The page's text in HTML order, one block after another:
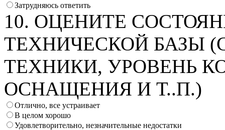
Затрудняюсь ответить
10. ОЦЕНИТЕ
ТЕХНИЧЕСКОЙ БАЗЫ
ТЕХНИКИ, УРОВЕНЬ
ОСНАЩЕНИЯ И Т..П.)
Отлично, все устраивает
В целом хорошо
Удовлетворительно, незначительные недостатки